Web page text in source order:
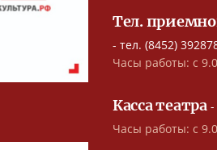
Тел.
- тел. (8452)
Часы работы: с
Касса театра-
Часы работы: с